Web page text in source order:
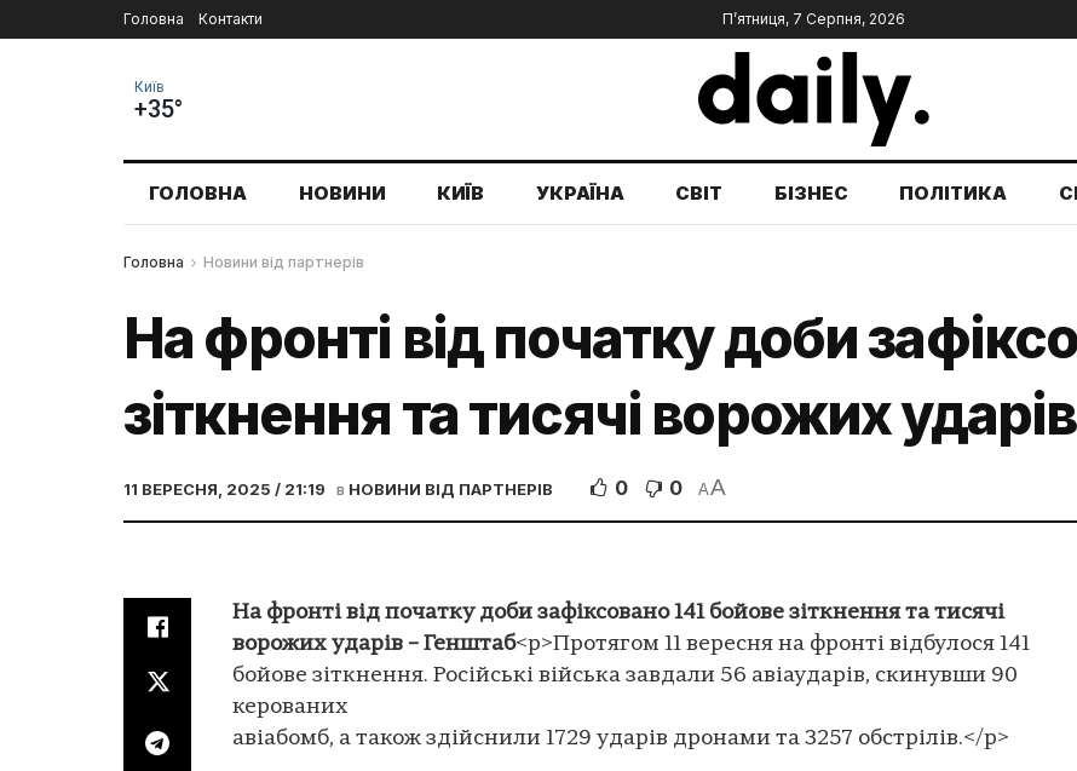
Головна Контакти П’ятниця, 7 Серпня, 2026
Київ
+35°
ГОЛОВНА НОВИНИ КИЇВ УКРАЇНА СВІТ БІЗНЕС ПОЛІТИКА
Головна Новини від партнерів
На фронті від початку доби
зіткнення та тисячі ворожих
11 ВЕРЕСНЯ, 2025 / 21:19 в НОВИНИ ВІД ПАРТНЕРІВ 0 0 AA
На фронті від початку доби зафіксовано 141 бойове зіткнення та тисячі
ворожих ударів – Генштаб<p>Протягом 11 вересня на фронті відбулося 141
бойове зіткнення. Російські війська завдали 56 авіаударів, скинувши 90
керованих
авіабомб, а також здійснили 1729 ударів дронами та 3257 обстрілів.</p>